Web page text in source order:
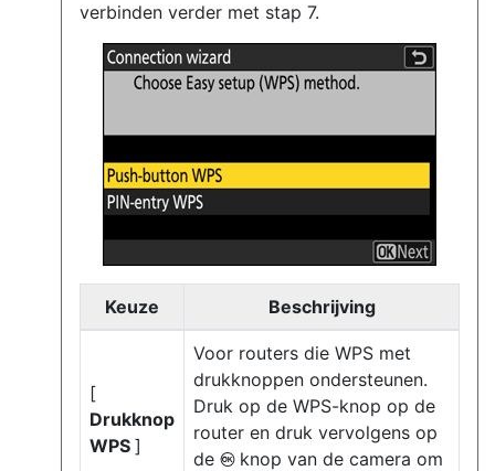
verbinden verder met stap 7.
Keuze Beschrijving
[
Drukknop
WPS ]
Voor routers die WPS met
drukknoppen ondersteunen.
Druk op de WPS-knop op de
router en druk vervolgens op
de J knop van de camera om